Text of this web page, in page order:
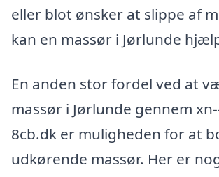
eller blot ønsker at slippe af
kan en massør i Jørlunde
En anden stor fordel ved at
massør i Jørlunde gennem
8cb.dk er muligheden for at
udkørende massør. Her er